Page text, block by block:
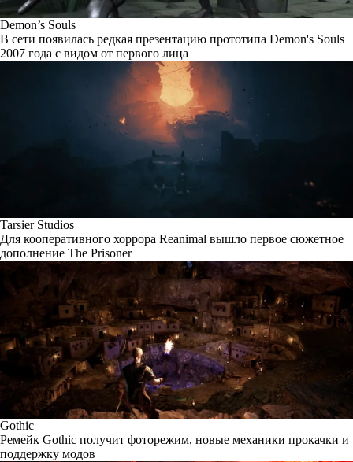
Demon’s Souls
В сети появилась редкая презентацию прототипа Demon's Souls
2007 года с видом от первого лица
Tarsier Studios
Для кооперативного хоррора Reanimal вышло первое сюжетное
дополнение The Prisoner
Gothic
Ремейк Gothic получит фоторежим, новые механики прокачки и
поддержку модов